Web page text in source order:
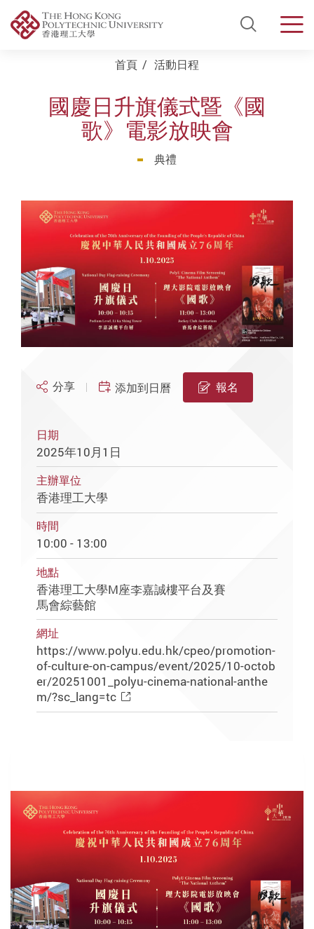
Open
首頁 活動日程
國慶日升旗儀式暨《國
歌》電影放映會
典禮
分享 添加到日曆 報名
日期
2025年10月1日
主辦單位
香港理工大學
時間
10:00 - 13:00
地點
香港理工大學M座李嘉誠樓平台及賽
馬會綜藝館
網址
https://www.polyu.edu.hk/cpeo/promotion-
of-culture-on-campus/event/2025/10-octob
er/20251001_polyu-cinema-national-anthe
m/?sc_lang=tc